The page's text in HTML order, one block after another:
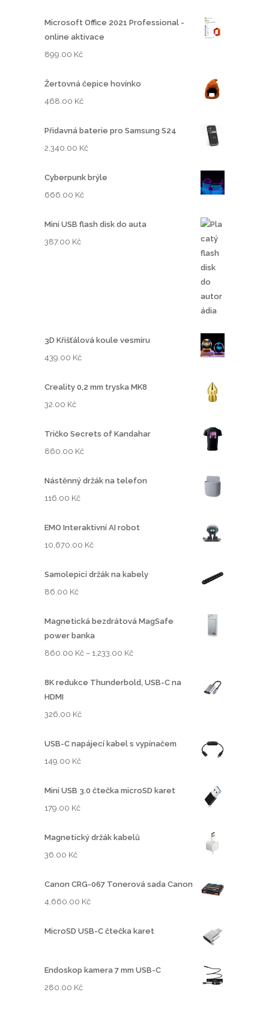
Microsoft Office 2021 Professional -
online aktivace
899.00 Kč
Žertovná čepice hovínko
468.00 Kč
Přidavná baterie pro Samsung S24
2,340.00 Kč
Cyberpunk brýle
666.00 Kč
Mini USB flash disk do auta
387.00 Kč
3D Křišťálová koule vesmíru
439.00 Kč
Creality 0,2 mm tryska MK8
32.00 Kč
Tričko Secrets of Kandahar
860.00 Kč
Nástěnný držák na telefon
116.00 Kč
EMO Interaktivní AI robot
10,670.00 Kč
Samolepicí držák na kabely
86.00 Kč
Magnetická bezdrátová MagSafe
power banka
860.00 Kč – 1,233.00 KčR
z
0
0
č
1
8K redukce Thunderbold, USB-C na
HDMI
326.00 Kč
USB-C napájecí kabel s vypínačem
149.00 Kč
Mini USB 3.0 čtečka microSD karet
179.00 Kč
Magnetický držák kabelů
36.00 Kč
Canon CRG-067 Tonerová sada Canon
4,660.00 Kč
MicroSD USB-C čtečka karet
Endoskop kamera 7 mm USB-C
280.00 Kč